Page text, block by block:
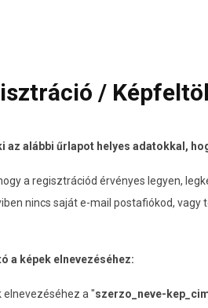
/
az alábbi űrlapot helyes adatokkal,
a regisztrációd érvényes legyen,
nincs saját e-mail postafiókod,
a képek elnevezéséhez:
elnevezéséhez a "szerzo_neve-